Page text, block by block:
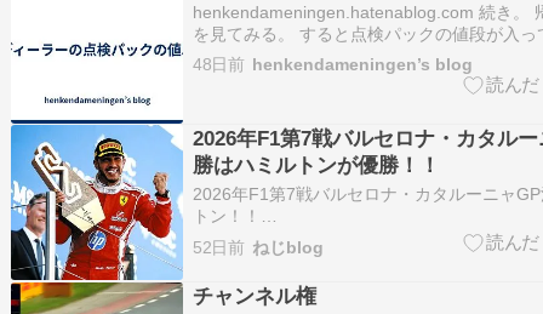
henkendameningen.hatenablog.com 続き。
を見てみる。 すると点検パックの値段が入っ
がまたおかしいわけですよね。だって、点検
たのは先週。だから請求されるなら先週であ
いはずなんです。だって、先週もし、デ…
48日前 henkendameningen’s blog
2026年F1第7戦バルセロナ・カタル
勝はハミルトンが優勝！！
2026年F1第7戦バルセロナ・カタルーニャ
トン！！
https://news.yahoo.co.jp/articles/
今季初優勝！フェラーリ移籍後は初！！歴代
新する通算…
52日前 ねじblog
チャンネル権